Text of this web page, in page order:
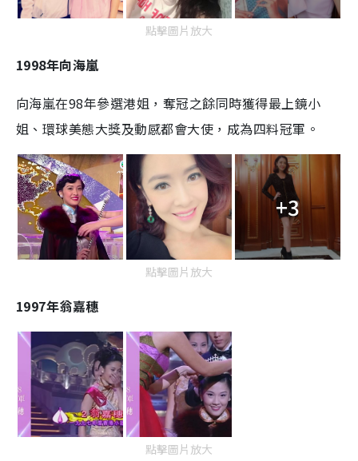
點擊圖片放大
1998年向海嵐
向海嵐在98年參選港姐，奪冠之餘同時獲得最上鏡小
姐、環球美態大獎及動感都會大使，成為四料冠軍。
+3
點擊圖片放大
1997年翁嘉穗
點擊圖片放大